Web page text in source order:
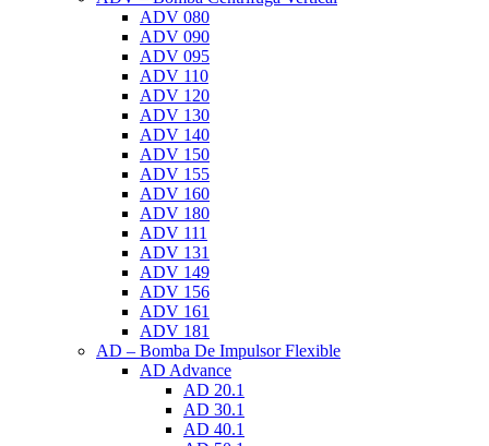
ADV 080
ADV 090
ADV 095
ADV 110
ADV 120
ADV 130
ADV 140
ADV 150
ADV 155
ADV 160
ADV 180
ADV 111
ADV 131
ADV 149
ADV 156
ADV 161
ADV 181
AD – Bomba De Impulsor Flexible
AD Advance
AD 20.1
AD 30.1
AD 40.1